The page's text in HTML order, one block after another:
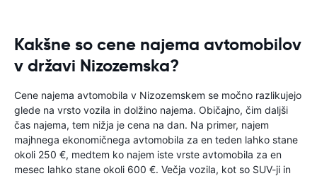
Kakšne so cene najema avtomobilov
v državi Nizozemska?
Cene najema avtomobila v Nizozemskem se močno razlikujejo
glede na vrsto vozila in dolžino najema. Običajno, čim daljši
čas najema, tem nižja je cena na dan. Na primer, najem
majhnega ekonomičnega avtomobila za en teden lahko stane
okoli 250 €, medtem ko najem iste vrste avtomobila za en
mesec lahko stane okoli 600 €. Večja vozila, kot so SUV-ji in